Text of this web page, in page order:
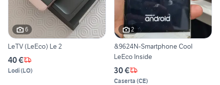
6
LeTV (LeEco) Le 2
40 €
Lodi(LO)
2
&9624N-Smartphone Cool
LeEco Inside
30 €
Caserta (CE)